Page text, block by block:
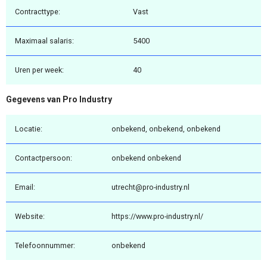
Contracttype: Vast
Maximaal salaris: 5400
Uren per week: 40
Gegevens van Pro Industry
Locatie: onbekend, onbekend, onbekend
Contactpersoon: onbekend onbekend
Email: utrecht@pro-industry.nl
Website: https://www.pro-industry.nl/
Telefoonnummer: onbekend